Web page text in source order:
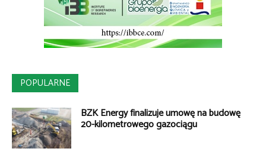
POPULARNE
BZK Energy finalizuje umowę na budowę
20-kilometrowego gazociągu